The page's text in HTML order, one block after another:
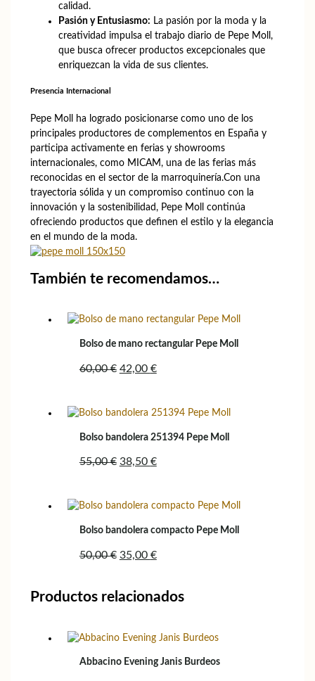
calidad.
Pasión y Entusiasmo: La pasión por la moda y la
creatividad impulsa el trabajo diario de Pepe Moll,
que busca ofrecer productos excepcionales que
enriquezcan la vida de sus clientes.
Presencia Internacional
Pepe Moll ha logrado posicionarse como uno de los
principales productores de complementos en España y
participa activamente en ferias y showrooms
internacionales, como MICAM, una de las ferias más
reconocidas en el sector de la marroquinería.Con una
trayectoria sólida y un compromiso continuo con la
innovación y la sostenibilidad, Pepe Moll continúa
ofreciendo productos que definen el estilo y la elegancia
en el mundo de la moda.
También te recomendamos…
Bolso de mano rectangular Pepe Moll
60,00€ El
era:
42,00 €El
es:
Bolso bandolera 251394 Pepe Moll
55,00€ El
era:
38,50 €El
es:
Bolso bandolera compacto Pepe Moll
50,00€ El
era:
35,00 €El
es:
Productos relacionados
Abbacino Evening Janis Burdeos